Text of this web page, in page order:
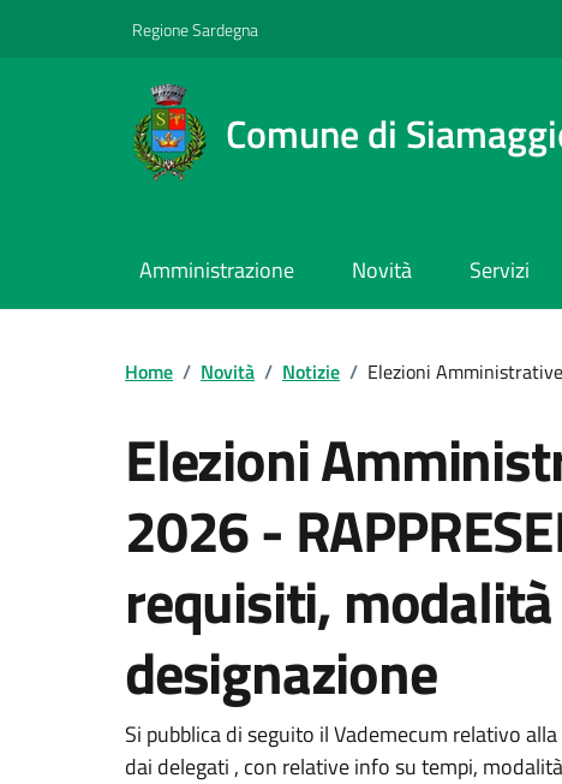
Regione Sardegna
Comune di
Amministrazione Novità Servizi
Home / Novità / Notizie / Elezioni
Elezioni
2026 -
requisiti,
designazione
Si pubblica di seguito il Vademecum relativo
dai delegati , con relative info su tempi,